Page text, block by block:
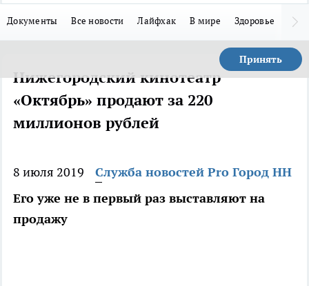
Документы Все новости Лайфхак В мире Здоровье
Принять
Нижегородский кинотеатр
«Октябрь» продают за 220
миллионов рублей
8 июля 2019
Служба новостей Pro Город НН
Его уже не в первый раз выставляют на
продажу